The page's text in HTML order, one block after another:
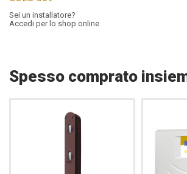
Sei un installatore?
Accedi per lo shop online
Spesso comprato